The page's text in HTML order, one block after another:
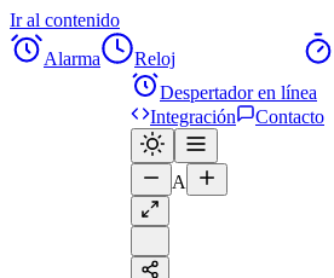
Ir al contenido
Alarma
Reloj
Despertador en línea
Integración
Contacto
A